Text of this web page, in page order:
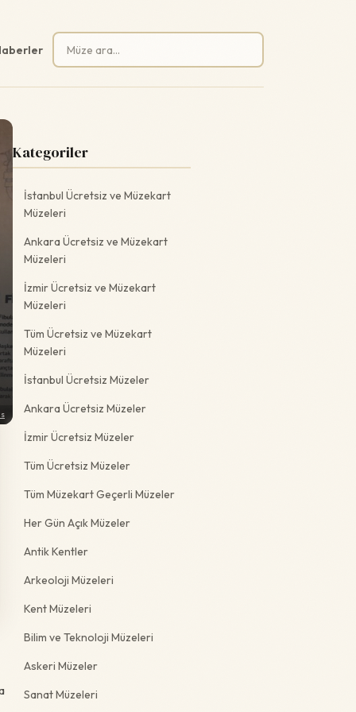
Arama:
Kategoriler
İstanbul Ücretsiz ve Müzekart
Müzeleri
Ankara Ücretsiz ve Müzekart
Müzeleri
İzmir Ücretsiz ve Müzekart
Müzeleri
Tüm Ücretsiz ve Müzekart
Müzeleri
İstanbul Ücretsiz Müzeler
Ankara Ücretsiz Müzeler
İzmir Ücretsiz Müzeler
Tüm Ücretsiz Müzeler
Tüm Müzekart Geçerli Müzeler
Her Gün Açık Müzeler
Antik Kentler
Arkeoloji Müzeleri
Kent Müzeleri
Bilim ve Teknoloji Müzeleri
Askeri Müzeler
Sanat Müzeleri